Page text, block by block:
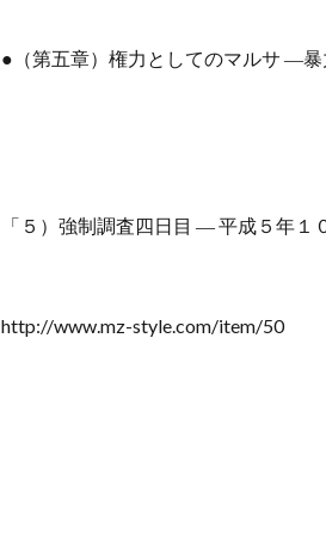
●（第五章）権力としてのマルサ ―
「５）強制調査四日目 ― 平成５年１
http://www.mz-style.com/item/50